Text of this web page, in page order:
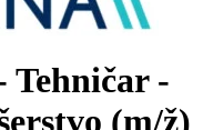
Tehničar -
(m/ž)